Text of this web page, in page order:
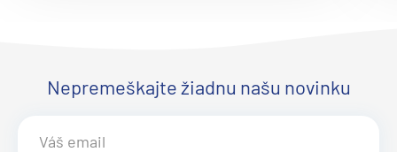
Le Boreal
Nepremeškajte žiadnu našu novinku